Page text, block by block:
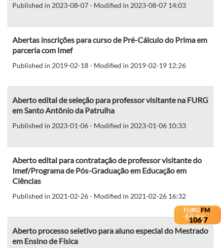
Published in 2023-08-07 - Modified in 2023-08-07 14:03
Abertas inscrições para curso de Pré-Cálculo do Prima em
parceria com Imef
Published in 2019-02-18 - Modified in 2019-02-19 12:26
Aberto edital de seleção para professor visitante na FURG
em Santo Antônio da Patrulha
Published in 2023-01-06 - Modified in 2023-01-06 10:33
Aberto edital para contratação de professor visitante do
Imef/Programa de Pós-Graduação em Educação em
Ciências
Published in 2021-02-26 - Modified in 2021-02-26 16:32
Aberto processo seletivo para aluno especial do Mestrado
em Ensino de Física